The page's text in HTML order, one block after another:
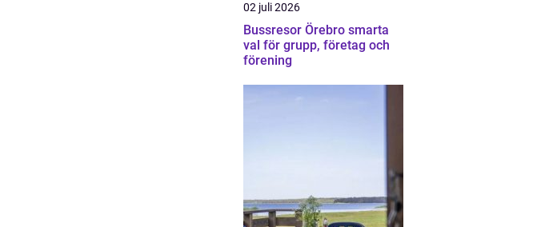
02 juli 2026
Bussresor Örebro smarta
val för grupp, företag och
förening